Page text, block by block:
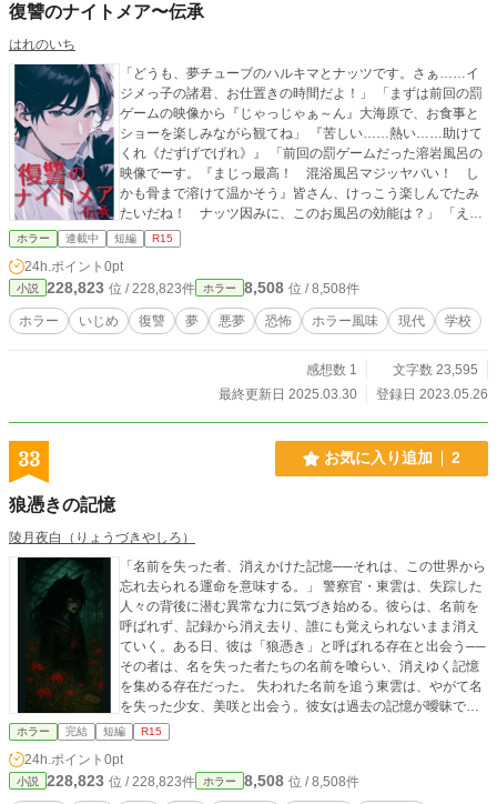
復讐のナイトメア〜伝承
はれのいち
「どうも、夢チューブのハルキマとナッツです。さぁ……イ
ジメっ子の諸君、お仕置きの時間だよ！」 「まずは前回の罰
ゲームの映像から『じゃっじゃぁ～ん』大海原で、お食事と
ショーを楽しみながら観てね」 『苦しい……熱い……助けて
くれ《だずげでげれ》』 「前回の罰ゲームだった溶岩風呂の
映像でーす。『まじっ最高！ 混浴風呂マジッヤバい！ し
かも骨まで溶けて温かそう』皆さん、けっこう楽しんでたみ
たいだね！ ナッツ因みに、このお風呂の効能は？」 「えっ
と効能はクズの矯正……みんな良かったね」 この物語の主人
公、春木甲馬の母親は昔、有名な占い霊媒師であった。 以
前、甲馬は母親の恩恵で広大敷地に建つ、学校施設の様な大
きな家に住み、信者も多く神の子として生きていた。 だが
現在、母は弟子に裏切られ刑務所の中。 その者は母の一番弟
子だった。 しかも甲馬のクラスメイト、日乃出美紅の母親で
そのいじめっ子の首謀者は日乃出美紅。 そう、母を裏切った
する奴らに対して、悪夢での復讐劇を始めた……。
ホラー 連載中 短編 R15
24h.ポイント 0pt
小説 228,823 位 / 228,823件 ホラー 8,508 位 / 8,508件
ホラー いじめ 復讐 夢 悪夢 恐怖 ホラー風味 現代 学校
感想数 1
文字数 23,595
最終更新日 2025.03.30
登録日 2023.05.26
33 お気に入り追加 2
狼憑きの記憶
陵月夜白（りょうづきやしろ）
「名前を失った者、消えかけた記憶──それは、この世界から
忘れ去られる運命を意味する。」 警察官・東雲は、失踪した
人々の背後に潜む異常な力に気づき始める。彼らは、名前を
呼ばれず、記録から消え去り、誰にも覚えられないまま消え
ていく。ある日、彼は「狼憑き」と呼ばれる存在と出会う──
その者は、名を失った者たちの名前を喰らい、消えゆく記憶
を集める存在だった。 失われた名前を追う東雲は、やがて名
を失った少女、美咲と出会う。彼女は過去の記憶が曖昧で、
誰にも覚えられず、消えかけていた。彼女の名前を記すこと
で、彼女を救うことができるのか。だが、背後には「名を喰
う者」沙月が立ちふさがり、その力で次々と人々を消し去っ
ていく。 名前を持つことが意味するもの、それが奪われるこ
ホラー 完結 短編 R15
24h.ポイント 0pt
小説 228,823 位 / 228,823件 ホラー 8,508 位 / 8,508件